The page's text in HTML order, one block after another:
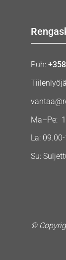
Puh:
Ma–Pe:
La:
Su:
©